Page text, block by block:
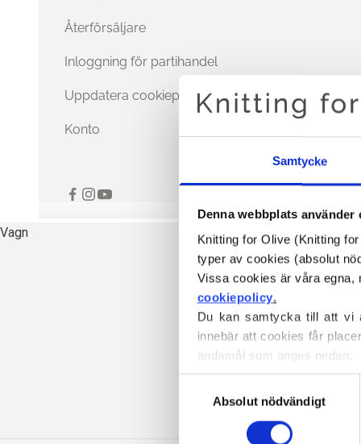
Samtycke
Denna webbplats använder
Knitting for Olive (Knitting
typer av cookies (absolut
cookiepolicy.
Du kan samtycka till att vi
innebär att cookies får
ändamål som anges nedan.
Du kan när som helst
blockerar och raderar
Absolut nödvändigt
Återförsäljare
Inloggning för partihandel
Uppdatera cookiepreferenser
Konto
Vagn